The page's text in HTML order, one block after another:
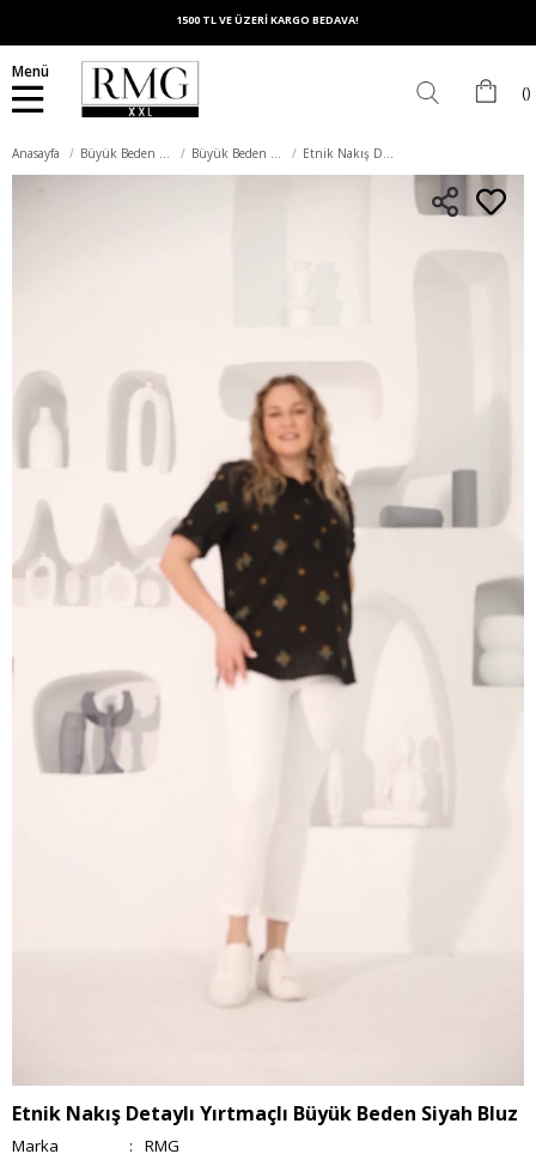
1500 TL VE ÜZERİ KARGO BEDAVA!
Menü
Anasayfa Büyük Beden Üst Giyim Büyük Beden Bluz Etnik Nakış Detaylı Yırtmaçlı Büyük Beden Siyah Bluz
Etnik Nakış Detaylı Yırtmaçlı Büyük Beden Siyah Bluz
Marka :
RMG